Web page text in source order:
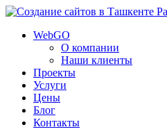
WebGO
О компании
Наши клиенты
Проекты
Услуги
Цены
Блог
Контакты